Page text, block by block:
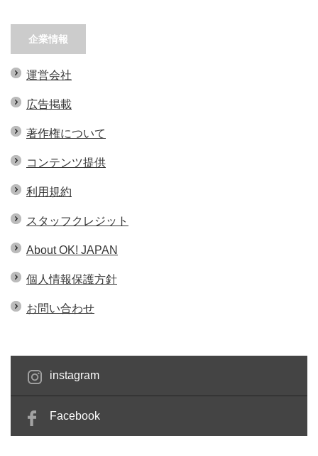
企業情報
運営会社
広告掲載
著作権について
コンテンツ提供
利用規約
スタッフクレジット
About OK! JAPAN
個人情報保護方針
お問い合わせ
instagram
Facebook